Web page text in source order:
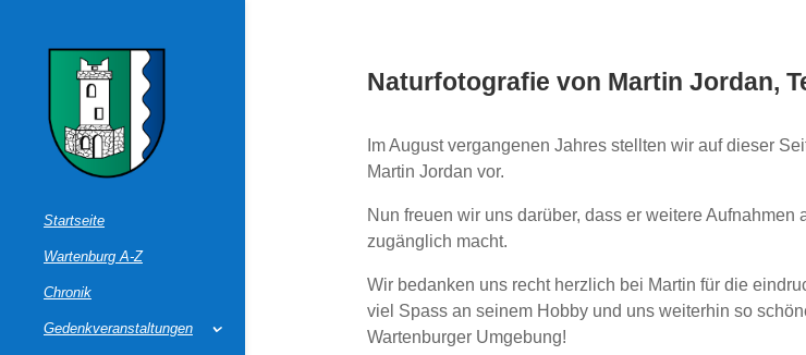
Startseite
Wartenburg A-Z
Chronik
Gedenkveranstaltungen
Naturfotografie von Martin Jordan,
Im August vergangenen Jahres stellten wir auf dieser
Martin Jordan vor.
Nun freuen wir uns darüber, dass er weitere
zugänglich macht.
Wir bedanken uns recht herzlich bei Martin für die
viel Spass an seinem Hobby und uns weiterhin so
Wartenburger Umgebung!